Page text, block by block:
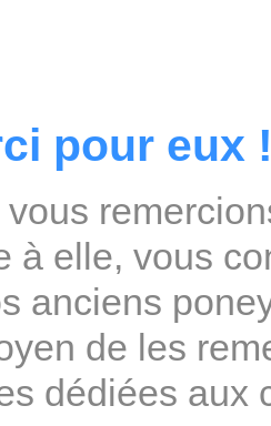
pour eux
à elle, vous
anciens
de les
dédiées aux